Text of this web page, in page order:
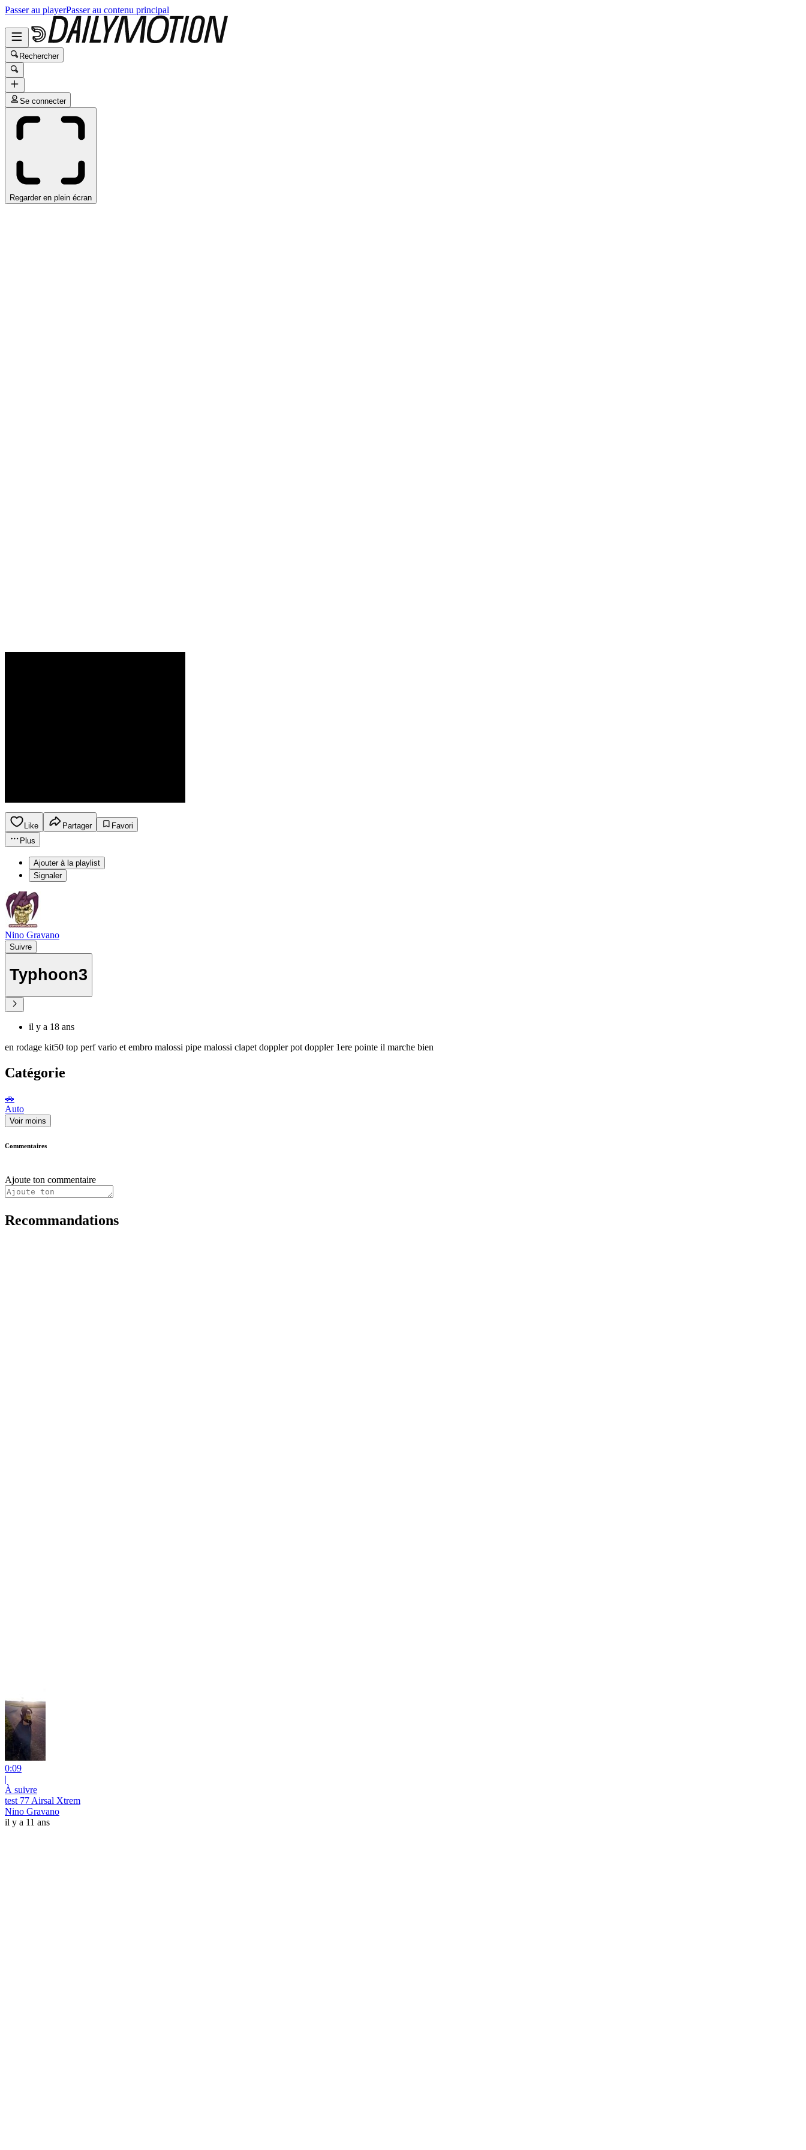
Passer au playerPasser au contenu principal
Rechercher
Se connecter
Regarder en plein écran
Like Partager
Favori
Plus
Ajouter à la playlist
Signaler
Nino Gravano
Suivre
Typhoon3
il y a 18 ans
en rodage kit50 top perf vario et embro malossi pipe malossi clapet doppler pot doppler 1ere pointe il marche bien
Catégorie
🚗
Auto
Voir moins
Commentaires
Ajoute ton commentaire
Recommandations
0:09
|
À suivre
test 77 Airsal Xtrem
Nino Gravano
il y a 11 ans